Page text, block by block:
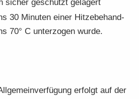
si­cher ge­schützt ge­la­gert
30 Mi­nu­ten einer Hit­ze­be­hand­
70° C un­ter­zo­gen wurde.
er­folgt auf der